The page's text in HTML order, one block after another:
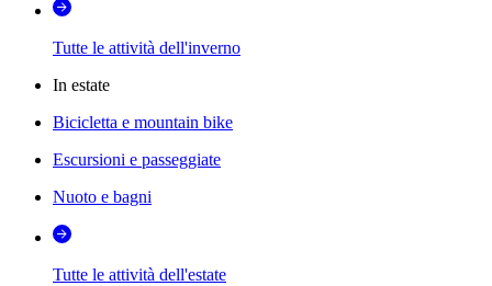
Tutte le attività dell'inverno
In estate
Bicicletta e mountain bike
Escursioni e passeggiate
Nuoto e bagni
Tutte le attività dell'estate